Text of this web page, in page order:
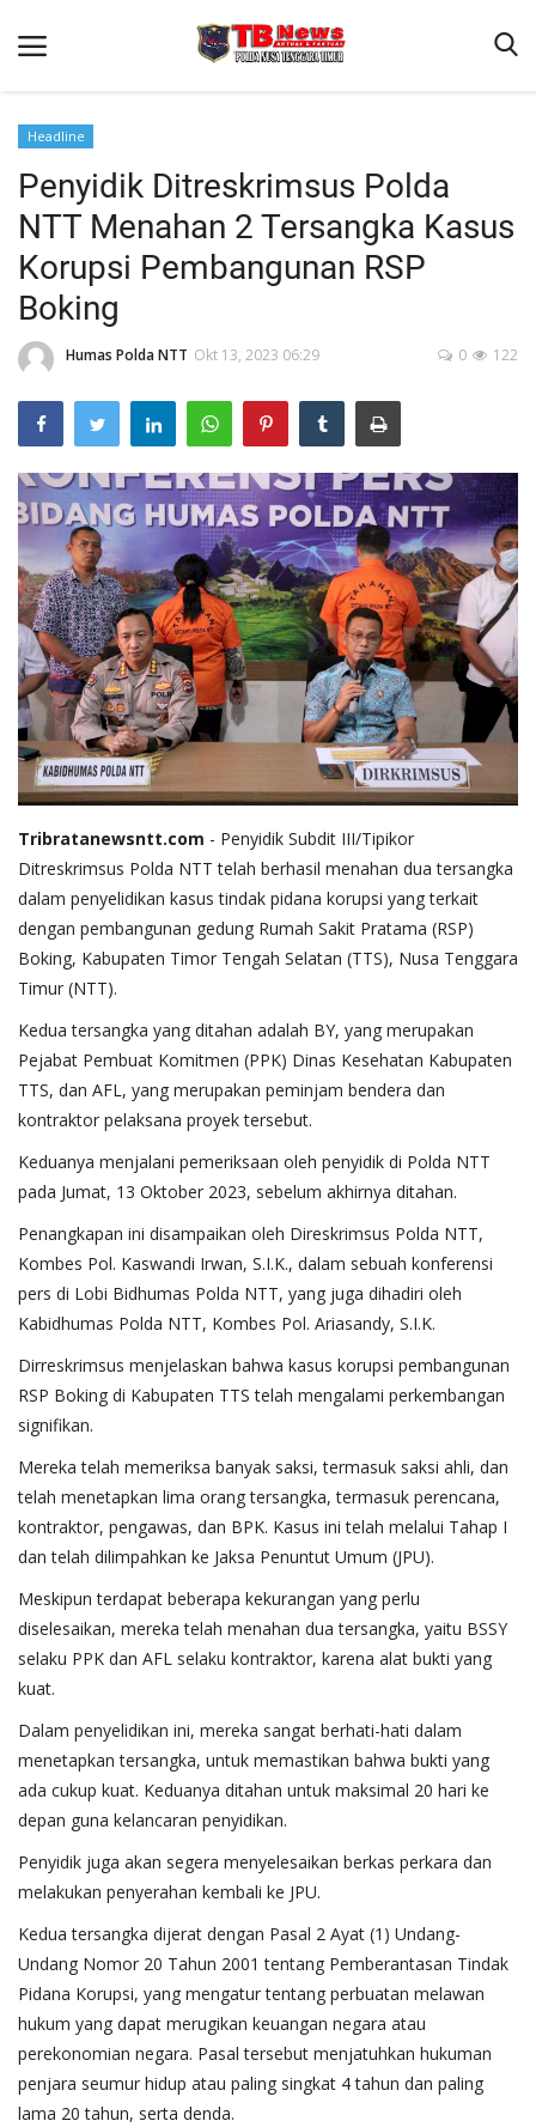
Beranda
Binkam
Terms & Conditions
Reskrim
Lantas
Polisi Kita
Mitra Polisi
Giat Ops
Link Polda NTT
Headline
Penyidik Ditreskrimsus Polda
NTT Menahan 2 Tersangka Kasus
Korupsi Pembangunan RSP
Boking
Humas Polda NTT Okt 13, 2023 06:29 122
0
Tribratanewsntt.com - Penyidik Subdit III/Tipikor
Ditreskrimsus Polda NTT telah berhasil menahan dua tersangka
dalam penyelidikan kasus tindak pidana korupsi yang terkait
dengan pembangunan gedung Rumah Sakit Pratama (RSP)
Boking, Kabupaten Timor Tengah Selatan (TTS), Nusa Tenggara
Timur (NTT).
Kedua tersangka yang ditahan adalah BY, yang merupakan
Pejabat Pembuat Komitmen (PPK) Dinas Kesehatan Kabupaten
TTS, dan AFL, yang merupakan peminjam bendera dan
kontraktor pelaksana proyek tersebut.
Keduanya menjalani pemeriksaan oleh penyidik di Polda NTT
pada Jumat, 13 Oktober 2023, sebelum akhirnya ditahan.
Penangkapan ini disampaikan oleh Direskrimsus Polda NTT,
Kombes Pol. Kaswandi Irwan, S.I.K., dalam sebuah konferensi
pers di Lobi Bidhumas Polda NTT, yang juga dihadiri oleh
Kabidhumas Polda NTT, Kombes Pol. Ariasandy, S.I.K.
Dirreskrimsus menjelaskan bahwa kasus korupsi pembangunan
RSP Boking di Kabupaten TTS telah mengalami perkembangan
signifikan.
Mereka telah memeriksa banyak saksi, termasuk saksi ahli, dan
telah menetapkan lima orang tersangka, termasuk perencana,
kontraktor, pengawas, dan BPK. Kasus ini telah melalui Tahap I
dan telah dilimpahkan ke Jaksa Penuntut Umum (JPU).
Meskipun terdapat beberapa kekurangan yang perlu
diselesaikan, mereka telah menahan dua tersangka, yaitu BSSY
selaku PPK dan AFL selaku kontraktor, karena alat bukti yang
kuat.
Dalam penyelidikan ini, mereka sangat berhati-hati dalam
menetapkan tersangka, untuk memastikan bahwa bukti yang
ada cukup kuat. Keduanya ditahan untuk maksimal 20 hari ke
depan guna kelancaran penyidikan.
Penyidik juga akan segera menyelesaikan berkas perkara dan
melakukan penyerahan kembali ke JPU.
Kedua tersangka dijerat dengan Pasal 2 Ayat (1) Undang-
Undang Nomor 20 Tahun 2001 tentang Pemberantasan Tindak
Pidana Korupsi, yang mengatur tentang perbuatan melawan
hukum yang dapat merugikan keuangan negara atau
perekonomian negara. Pasal tersebut menjatuhkan hukuman
penjara seumur hidup atau paling singkat 4 tahun dan paling
lama 20 tahun, serta denda.